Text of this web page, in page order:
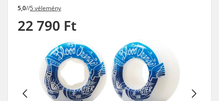
5,0//5 vélemény
22 790 Ft